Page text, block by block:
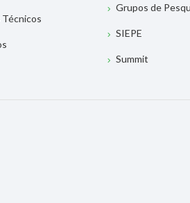
Grupos de
SIEPE
Summit